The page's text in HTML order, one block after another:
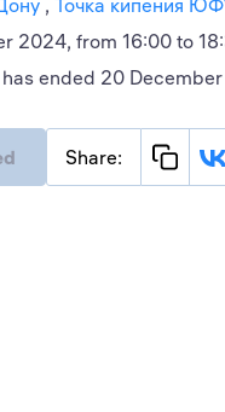
Точка кипения
2024, from 16:00 to
ended 20
Share: